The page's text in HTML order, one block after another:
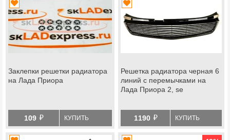
Заклепки решетки радиатора
на Лада Приора
109 й КУПИТЬ
Решетка радиатора черная 6
линий с перемычками на
Лада Приора 2, se
1190 й КУПИТЬ